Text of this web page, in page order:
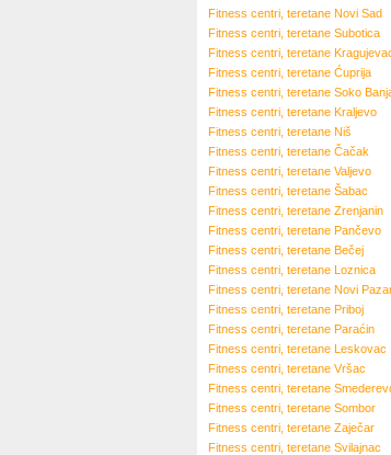
Fitness centri, teretane Novi Sad
Fitness centri, teretane Subotica
Fitness centri, teretane
Fitness centri, teretane Ćuprija
Fitness centri, teretane Soko
Fitness centri, teretane Kraljevo
Fitness centri, teretane Niš
Fitness centri, teretane Čačak
Fitness centri, teretane Valjevo
Fitness centri, teretane Šabac
Fitness centri, teretane Zrenjanin
Fitness centri, teretane Pančevo
Fitness centri, teretane Bečej
Fitness centri, teretane Loznica
Fitness centri, teretane Novi
Fitness centri, teretane Priboj
Fitness centri, teretane Paraćin
Fitness centri, teretane Leskovac
Fitness centri, teretane Vršac
Fitness centri, teretane
Fitness centri, teretane Sombor
Fitness centri, teretane Zaječar
Fitness centri, teretane Svilajnac